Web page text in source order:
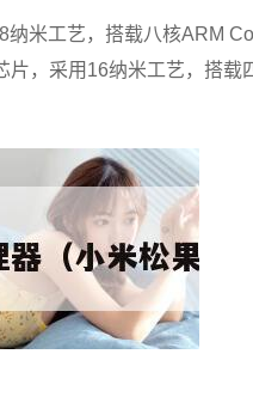
米工艺，搭载八核ARM
，采用16纳米工艺，搭载